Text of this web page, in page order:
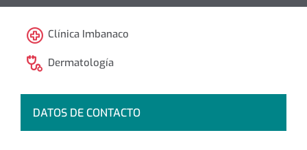
Clínica Imbanaco
Dermatología
DATOS DE CONTACTO